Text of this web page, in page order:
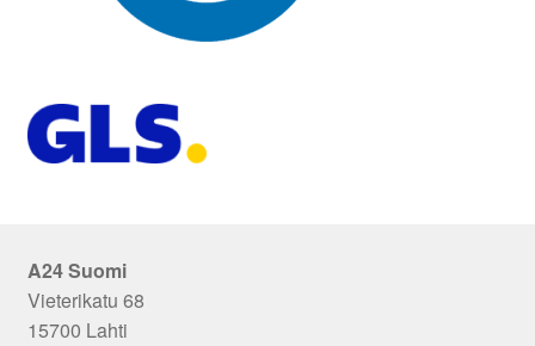
A24 Suomi
Vieterikatu 68
15700 Lahti